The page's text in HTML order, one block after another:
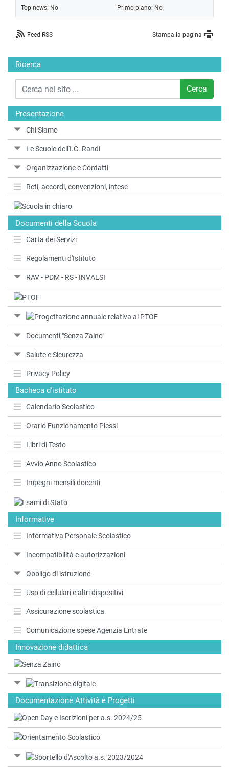
Ricerca
Cerca
Presentazione
Chi Siamo
Le Scuole dell'I.C. Randi
Organizzazione e Contatti
Reti, accordi, convenzioni, intese
Documenti della Scuola
Carta dei Servizi
Regolamenti d'Istituto
RAV - PDM - RS - INVALSI
Documenti "Senza Zaino"
Salute e Sicurezza
Privacy Policy
Bacheca d'istituto
Calendario Scolastico
Orario Funzionamento Plessi
Libri di Testo
Avvio Anno Scolastico
Impegni mensili docenti
Informative
Informativa Personale Scolastico
Incompatibilità e autorizzazioni
Obbligo di istruzione
Uso di cellulari e altri dispositivi
Assicurazione scolastica
Comunicazione spese Agenzia Entrate
Innovazione didattica
Documentazione Attività e Progetti
Top news: No Primo piano: No
Feed RSS Stampa la pagina